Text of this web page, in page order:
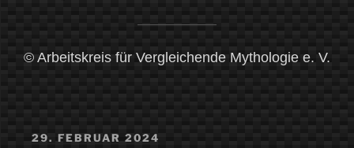
© Arbeitskreis für Vergleichende Mythologie e. V.
VERÖFFENTLICHT
29. FEBRUAR 2024